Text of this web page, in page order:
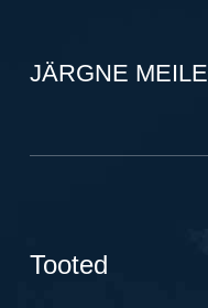
JÄRGNE MEILE
Tooted